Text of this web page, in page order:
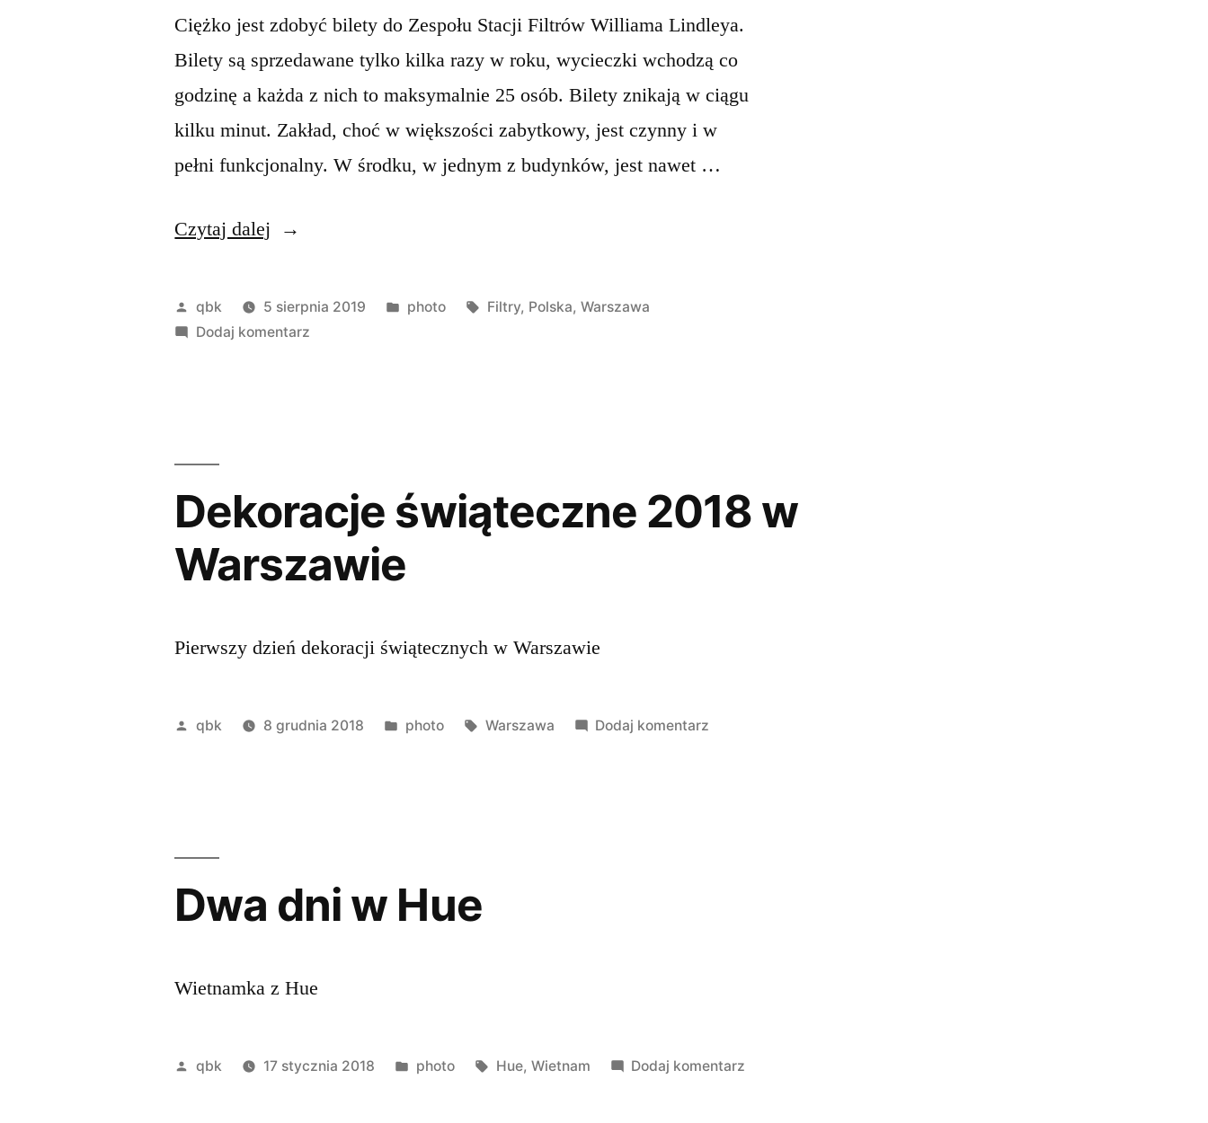
Ciężko jest zdobyć bilety do Zespołu Stacji Filtrów Williama Lindleya.
Bilety są sprzedawane tylko kilka razy w roku, wycieczki wchodzą co
godzinę a każda z nich to maksymalnie 25 osób. Bilety znikają w ciągu
kilku minut. Zakład, choć w większości zabytkowy, jest czynny i w
pełni funkcjonalny. W środku, w jednym z budynków, jest nawet …
Czytaj dalej „Stacja
w
Warszawie”
Opublikowane
przez
qbk 5 sierpnia 2019
Opublikowano
photo Tagi:
Filtry, Polska, Warszawa
Dodaj komentarz
Dekoracje świąteczne 2018 w
Warszawie
Pierwszy dzień dekoracji świątecznych w Warszawie
Opublikowane
qbk 8 grudnia 2018
Opublikowano
photo Tagi:
Warszawa Dodaj komentarz
Dwa dni w Hue
Wietnamka z Hue
Opublikowane
qbk 17 stycznia 2018
Opublikowano
photo Tagi:
Hue, Wietnam Dodaj komentarz